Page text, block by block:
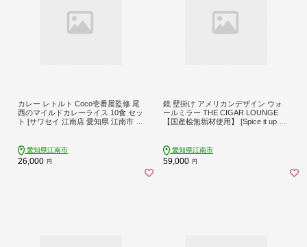
カレー レトルト Coco壱番屋監修 尾
西のマイルドカレーライス 10食 セッ
ト [サワセイ 江南店 愛知県 江南市 ko
軽 便利 簡単調理 ストック 小分け
愛知県江南市
26,000 円
鏡 壁掛け アメリカンデザイン ウォ
ールミラー THE CIGAR LOUNGE
【国産桧無垢材使用】 [Spice it up 愛
本製 人気 壁掛け鏡 木製 国産桧 ヒノ
キ 無垢 おすすめ ギフト贈り物 プレ
ゼント
愛知県江南市
59,000 円